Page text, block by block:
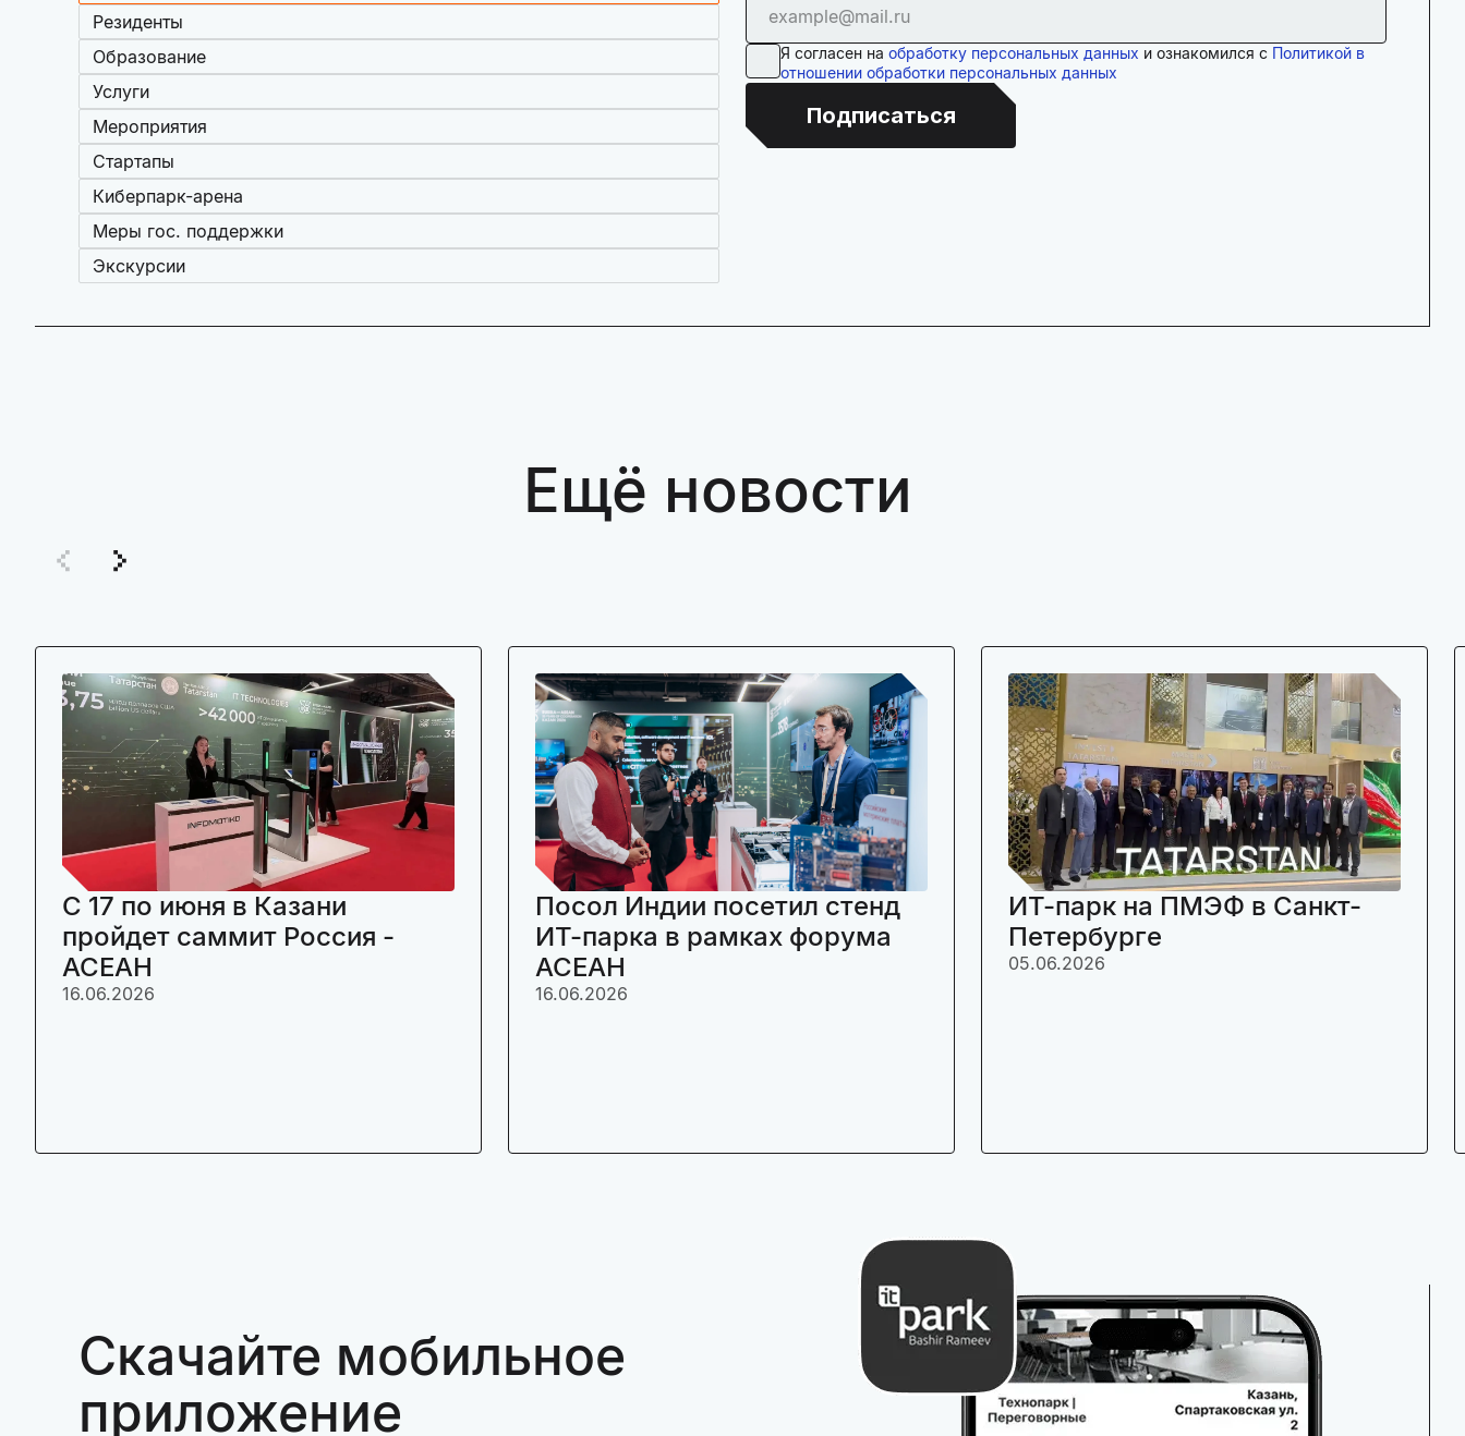
Резиденты
Образование
Услуги
Мероприятия
Стартапы
Киберпарк-арена
Меры гос. поддержки
Экскурсии
Я согласен на обработку персональных данных и ознакомился с Политикой в
отношении обработки персональных данных
Подписаться
Ещё новости
C 17 по июня в Казани
пройдет саммит Россия -
АСЕАН
16.06.2026
Посол Индии посетил стенд
ИТ-парка в рамках форума
АСЕАН
16.06.2026
ИТ-парк на ПМЭФ в Санкт-
Петербурге
05.06.2026
Скачайте мобильное
приложение